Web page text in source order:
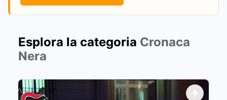
Esplora la categoria Cronaca
Nera